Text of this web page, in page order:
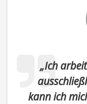
„Ich
kann ich